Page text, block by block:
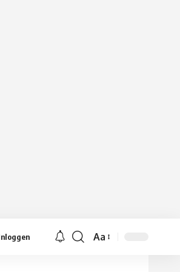
Lettergrootte
Aa